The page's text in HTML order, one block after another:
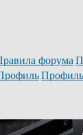
Профиль